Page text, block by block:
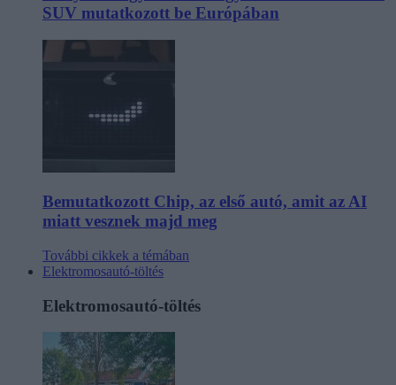
SUV mutatkozott be Európában
Bemutatkozott Chip, az első autó, amit az AI
miatt vesznek majd meg
További cikkek a témában
Elektromosautó-töltés
Elektromosautó-töltés